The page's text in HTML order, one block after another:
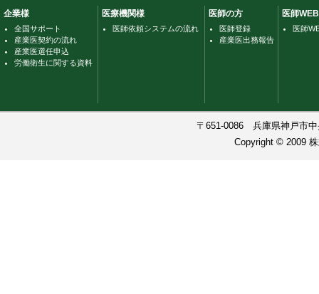
企業様 医療機関様 医師の方 医師
全国サポート
産業医契約の流れ
産業医選任申込
労働衛生に関する資料
医師依頼システムの流れ
医師登録
産業医出務報告
医師
〒651-0086 兵庫県神戸市
Copyright © 2009